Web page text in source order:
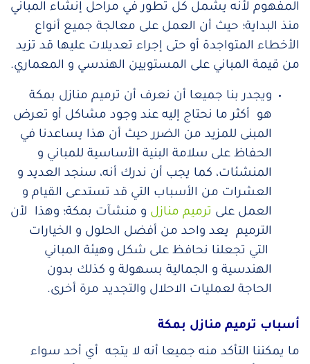
المفهوم لأنه يشمل كل تطور في مراحل إنشاء المباني
منذ البداية؛ حيث أن العمل على معالجة جميع أنواع
الأخطاء المتواجدة أو حتى إجراء تعديلات عليها قد تزيد
من قيمة المباني على المستويين الهندسي و المعماري.
ويجدر بنا جميعا أن نعرف أن ترميم منازل بمكة
هو أكثر ما نحتاج إليه عند وجود مشاكل أو تعرض
المبنى للمزيد من الضرر حيث أن هذا يساعدنا في
الحفاظ على سلامة البنية الأساسية للمباني و
المنشئات، كما يجب أن ندرك أنه، سنجد العديد و
العشرات من الأسباب التي قد تستدعى القيام و
العمل على ترميم منازل و منشآت بمكة؛ وهذا لأن
الترميم يعد واحد من أفضل الحلول و الخيارات
التي تجعلنا نحافظ على شكل وهيئة المباني
الهندسية و الجمالية بسهولة و كذلك بدون
الحاجة لعمليات الاحلال والتجديد مرة أخرى.
أسباب ترميم منازل بمكة
ما يمكننا التأكد منه جميعا أنه لا يتجه أي أحد سواء